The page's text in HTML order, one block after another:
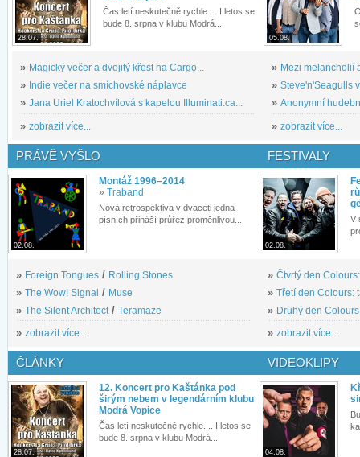
28.07.
Čas letí neskutečně rychle.... I letos se
bude 8. srpna v klubu Modrá...
» Magický večer a dvojitý křest na Cargo...
» Indie večer na smíchovské náplavce
» Jana Uriel Kratochvílová s kapelou Illuminati.ca...
» zobrazit více...
05.08.
» Mezi melancholií
» Steve'n'Seagulls
» Anonymní
» zobrazit více...
PRÁVĚ VYŠLO
02.08.
Montáž 1996–2014
» Traband
Nová retrospektiva v dvaceti jedna
písních přináší průřez proměnlivou...
» Foreign Tongues / Rolling Stones
» The Wow! Signal / Muse
» The Silent Architect / Teramaze
» zobrazit více...
FESTIVALY
02.08.
V
» Čtvrtý den
» Třetí den Colours:
» Druhý den
» zobrazit více...
ČLÁNKY
28.07.
12. Koncert pro Kaštánka pod
širým nebem v legendárním klubu
Modrá Vopice
Čas letí neskutečně rychle.... I letos se
bude 8. srpna v klubu Modrá...
VIDEOKLIPY
04.08.